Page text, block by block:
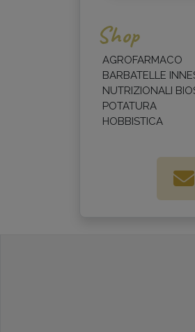
Shop
AGROFARMACO
BARBATELLE
NUTRIZIONALI
POTATURA
HOBBISTICA